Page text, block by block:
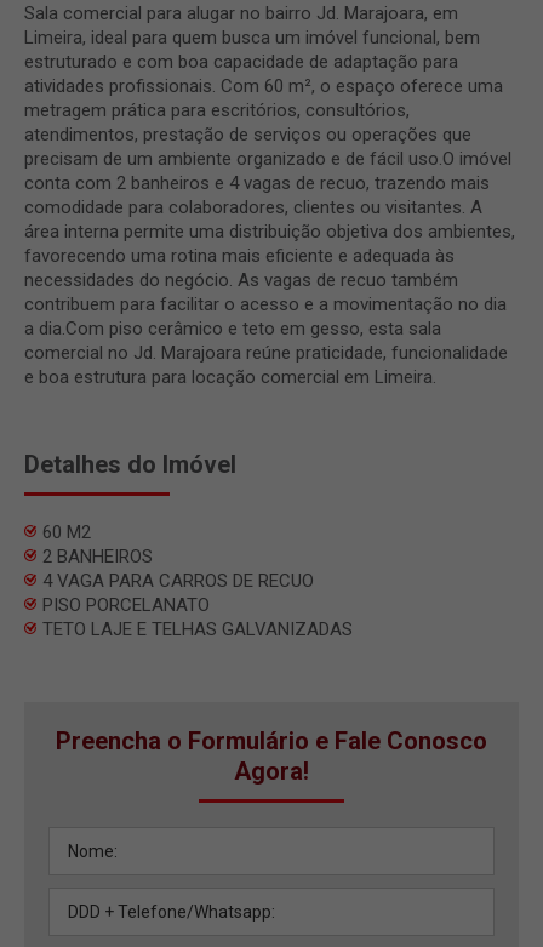
Sala comercial para alugar no bairro Jd. Marajoara, em
Limeira, ideal para quem busca um imóvel funcional, bem
estruturado e com boa capacidade de adaptação para
atividades profissionais. Com 60 m², o espaço oferece uma
metragem prática para escritórios, consultórios,
atendimentos, prestação de serviços ou operações que
precisam de um ambiente organizado e de fácil uso.O imóvel
conta com 2 banheiros e 4 vagas de recuo, trazendo mais
comodidade para colaboradores, clientes ou visitantes. A
área interna permite uma distribuição objetiva dos ambientes,
favorecendo uma rotina mais eficiente e adequada às
necessidades do negócio. As vagas de recuo também
contribuem para facilitar o acesso e a movimentação no dia
a dia.Com piso cerâmico e teto em gesso, esta sala
comercial no Jd. Marajoara reúne praticidade, funcionalidade
e boa estrutura para locação comercial em Limeira.
Detalhes do Imóvel
60 M2
2 BANHEIROS
4 VAGA PARA CARROS DE RECUO
PISO PORCELANATO
TETO LAJE E TELHAS GALVANIZADAS
Preencha o Formulário e Fale Conosco
Agora!